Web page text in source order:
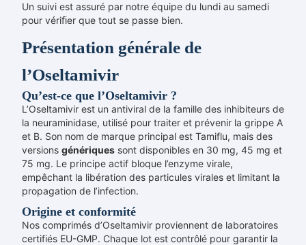
Un suivi est assuré par notre équipe du lundi au samedi
pour vériﬁer que tout se passe bien.
Présentation générale de
l’Oseltamivir
Qu’est-ce que l’Oseltamivir ?
L’Oseltamivir est un antiviral de la famille des inhibiteurs de
la neuraminidase, utilisé pour traiter et prévenir la grippe A
et B. Son nom de marque principal est Tamiflu, mais des
versions génériques sont disponibles en 30 mg, 45 mg et
75 mg. Le principe actif bloque l’enzyme virale,
empêchant la libération des particules virales et limitant la
propagation de l’infection.
Origine et conformité
Nos comprimés d’Oseltamivir proviennent de laboratoires
certifiés EU-GMP. Chaque lot est contrôlé pour garantir la